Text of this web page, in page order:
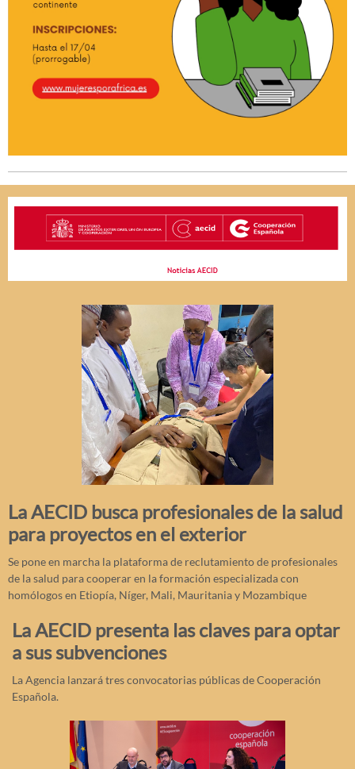
La AECID busca profesionales de la salud
para proyectos en el exterior
Se pone en marcha la plataforma de reclutamiento de profesionales
de la salud para cooperar en la formación especializada con
homólogos en Etiopía, Níger, Mali, Mauritania y Mozambique
La AECID presenta las claves para optar
a sus subvenciones
La Agencia lanzará tres convocatorias públicas de Cooperación
Española.